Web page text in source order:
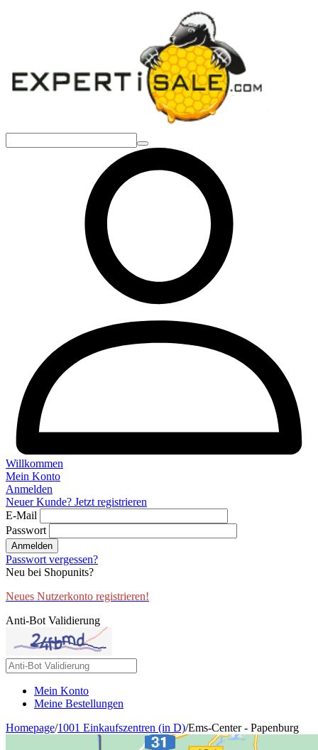
Willkommen
Mein Konto
Anmelden
Neuer Kunde? Jetzt registrieren
E-Mail
Passwort
Anmelden
Passwort vergessen?
Neu bei Shopunits?
Neues Nutzerkonto registrieren!
Anti-Bot Validierung
Mein Konto
Meine Bestellungen
Homepage/1001 Einkaufszentren (in D)/Ems-Center - Papenburg